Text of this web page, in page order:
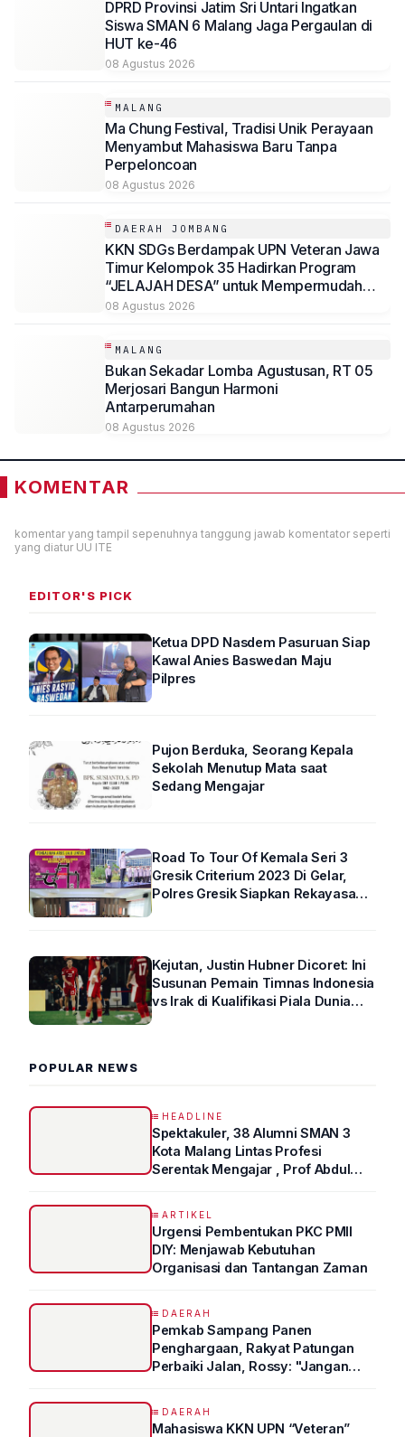
DPRD Provinsi Jatim Sri Untari Ingatkan
Siswa SMAN 6 Malang Jaga Pergaulan di
HUT ke-46
08 Agustus 2026
MALANG
Ma Chung Festival, Tradisi Unik Perayaan
Menyambut Mahasiswa Baru Tanpa
Perpeloncoan
08 Agustus 2026
DAERAH JOMBANG
KKN SDGs Berdampak UPN Veteran Jawa
Timur Kelompok 35 Hadirkan Program
“JELAJAH DESA” untuk Mempermudah
Akses Informasi Desa Sambirejo
08 Agustus 2026
MALANG
Bukan Sekadar Lomba Agustusan, RT 05
Merjosari Bangun Harmoni
Antarperumahan
08 Agustus 2026
KOMENTAR
komentar yang tampil sepenuhnya tanggung jawab komentator seperti
yang diatur UU ITE
EDITOR'S PICK
Ketua DPD Nasdem Pasuruan Siap
Kawal Anies Baswedan Maju
Pilpres
Pujon Berduka, Seorang Kepala
Sekolah Menutup Mata saat
Sedang Mengajar
Road To Tour Of Kemala Seri 3
Gresik Criterium 2023 Di Gelar,
Polres Gresik Siapkan Rekayasa
Kejutan, Justin Hubner Dicoret: Ini
Susunan Pemain Timnas Indonesia
vs Irak di Kualifikasi Piala Dunia
POPULAR NEWS
HEADLINE
Spektakuler, 38 Alumni SMAN 3
Kota Malang Lintas Profesi
Serentak Mengajar , Prof Abdul
ARTIKEL
Urgensi Pembentukan PKC PMII
DIY: Menjawab Kebutuhan
Organisasi dan Tantangan Zaman
DAERAH
Pemkab Sampang Panen
Penghargaan, Rakyat Patungan
Perbaiki Jalan, Rossy: "Jangan
DAERAH
Mahasiswa KKN UPN “Veteran”